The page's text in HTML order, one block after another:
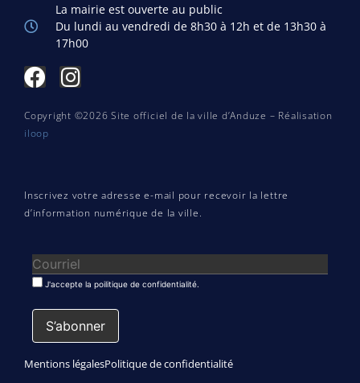
La mairie est ouverte au public
Du lundi au vendredi de 8h30 à 12h et de 13h30 à
17h00
Copyright ©2026 Site officiel de la ville d’Anduze – Réalisation
iloop
Inscrivez votre adresse e-mail pour recevoir la lettre
d’information numérique de la ville.
J'accepte la poilitique de confidentialité.
Mentions légalesPolitique de confidentialité